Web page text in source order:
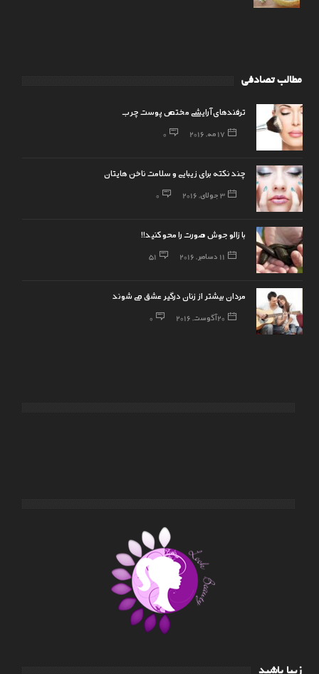
مطالب تصادفی
ترفندهای آرایشی مختص پوست چرب
17 مه, 2016 0
چند نکته برای زیبایی و سلامت ناخن هایتان
3 جولای, 2016 0
با زالو جوش صورت را محو کنید!!
11 دسامبر, 2016 51
مردان بیشتر از زنان درگیر عشق می شوند
20 آگوست, 2016 0
زیبا باشید